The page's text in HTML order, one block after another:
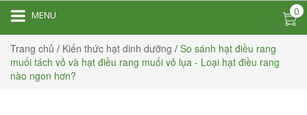
MENU 0
Trang chủ / Kiến thức hạt dinh dưỡng / So sánh hạt điều rang
muối tách vỏ và hạt điều rang muối vỏ lụa - Loại hạt điều rang
nào ngon hơn?